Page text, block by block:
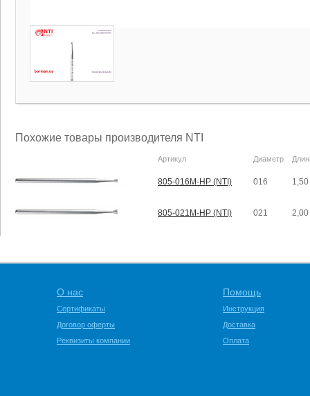
Похожие товары производителя NTI
Артикул Диаметр
805-016M-HP (NTI) 016 1,50
805-021M-HP (NTI) 021 2,00
О нас
Сертификаты
Договор оферты
Реквизиты компании
Помощь
Инструкция
Доставка
Оплата